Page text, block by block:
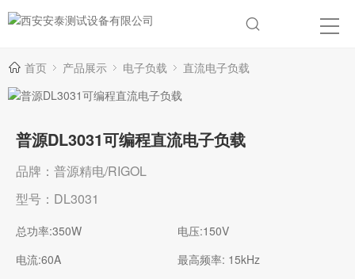
首页 产品展示 电子负载 直流电子负载
普源DL3031可编程直流电子负载
品牌：普源精电/RIGOL
型号：DL3031
总功率:350W
电压:150V
电流:60A
最高频率: 15kHz